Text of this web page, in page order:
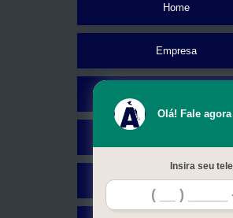
Home
Empresa
Contato
Olá! Fale
Insira seu